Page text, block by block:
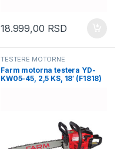
18.999,00 RSD
TESTERE MOTORNE
Farm motorna testera YD-
KW05-45, 2,5 KS, 18′ (F1818)